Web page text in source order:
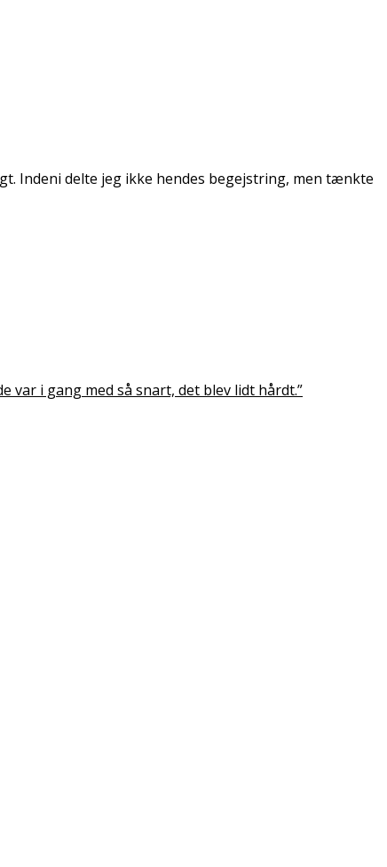
Indeni delte jeg ikke hendes begejstring, men tænkte
var i gang med så snart, det blev lidt hårdt.”